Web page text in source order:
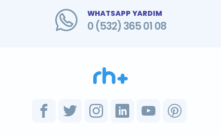
WHATSAPP YARDIM
0 (532) 365 01 08